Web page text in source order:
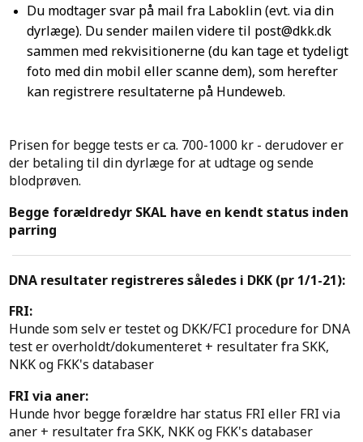
Du modtager svar på mail fra Laboklin (evt. via din
dyrlæge). Du sender mailen videre til post@dkk.dk
sammen med rekvisitionerne (du kan tage et tydeligt
foto med din mobil eller scanne dem), som herefter
kan registrere resultaterne på Hundeweb.
Prisen for begge tests er ca. 700-1000 kr - derudover er
der betaling til din dyrlæge for at udtage og sende
blodprøven.
Begge forældredyr SKAL have en kendt status inden
parring
DNA resultater registreres således i DKK (pr 1/1-21):
FRI:
Hunde som selv er testet og DKK/FCI procedure for DNA
test er overholdt/dokumenteret + resultater fra SKK,
NKK og FKK's databaser
FRI via aner:
Hunde hvor begge forældre har status FRI eller FRI via
aner + resultater fra SKK, NKK og FKK's databaser